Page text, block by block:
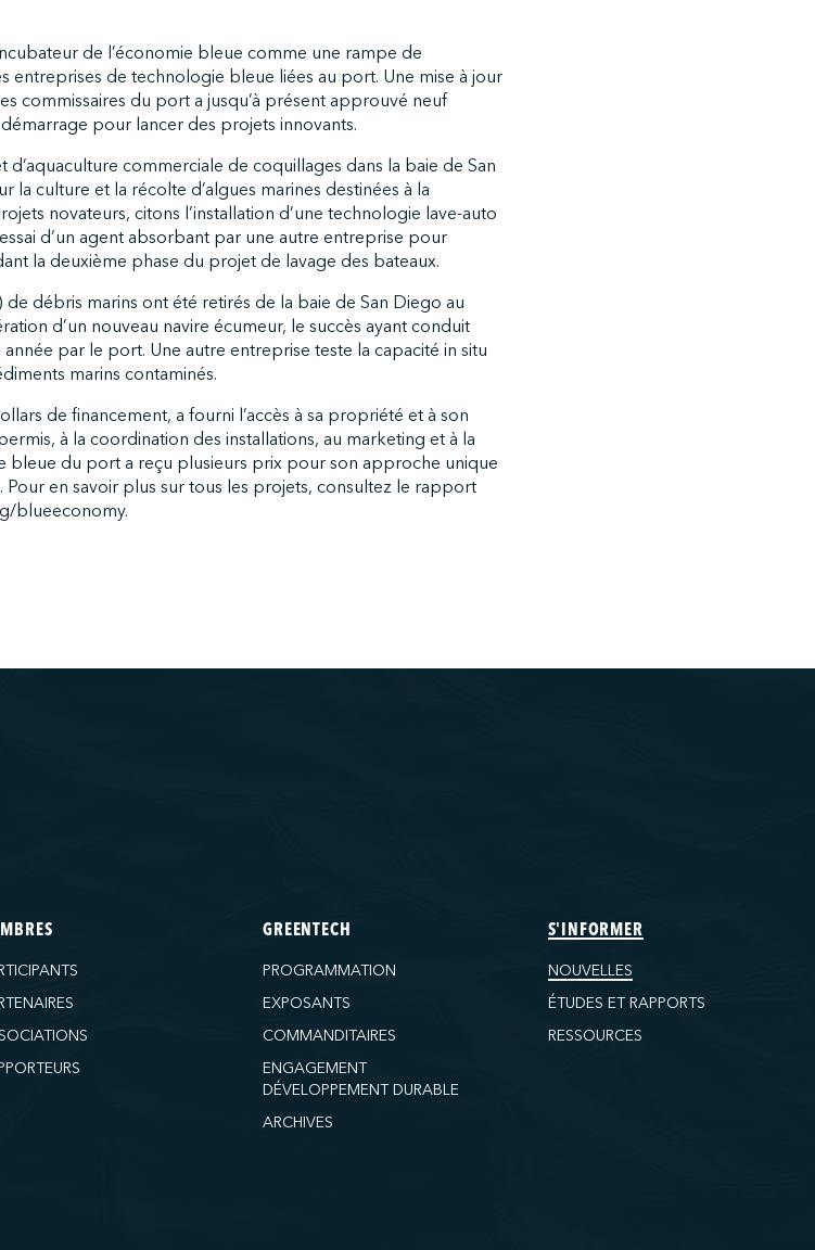
de l’économie bleue comme une rampe de
entreprises de technologie bleue liées au port. Une mise à jour
commissaires du port a jusqu’à présent approuvé neuf
pour lancer des projets innovants.
commerciale de coquillages dans la baie de San
la culture et la récolte d’algues marines destinées à la
novateurs, citons l’installation d’une technologie lave-auto
d’un agent absorbant par une autre entreprise pour
la deuxième phase du projet de lavage des bateaux.
débris marins ont été retirés de la baie de San Diego au
d’un nouveau navire écumeur, le succès ayant conduit
par le port. Une autre entreprise teste la capacité in situ
marins contaminés.
de financement, a fourni l’accès à sa propriété et à son
à la coordination des installations, au marketing et à la
bleue du port a reçu plusieurs prix pour son approche unique
en savoir plus sur tous les projets, consultez le rapport
blueeconomy.
GREENTECH
PROGRAMMATION
EXPOSANTS
COMMANDITAIRES
ENGAGEMENT
DÉVELOPPEMENT DURABLE
ARCHIVES
S'INFORMER
NOUVELLES
ÉTUDES ET RAPPORTS
RESSOURCES